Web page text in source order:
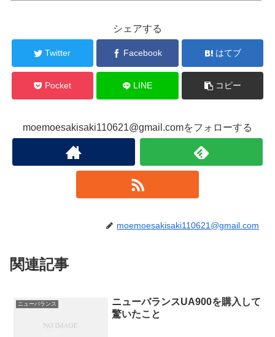
シェアする
Twitter Facebook はてブ
Pocket LINE コピー
moemoesakisaki110621@gmail.comをフォローする
moemoesakisaki110621@gmail.com
関連記事
ニューバランス
ニューバランスUA900を購入して
驚いたこと